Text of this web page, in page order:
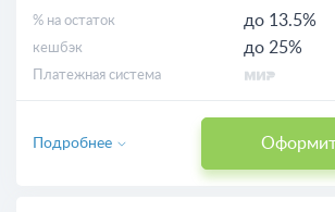
% на остаток до 13.5%
кешбэк до 25%
Платежная система
Подробнее